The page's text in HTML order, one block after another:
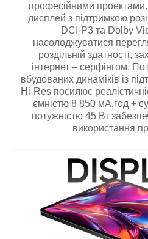
професійними
дисплей з підтримкою
DCI-Р3 та Dolby
насолоджуватися
роздільній здатності,
інтернет – серфінгом.
вбудованих динаміків із
Hi-Res посилює
ємністю 8 850 мА.год +
потужністю 45 Вт
використання